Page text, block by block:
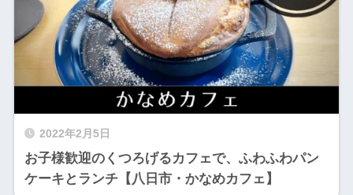
2022年2月5日
お子様歓迎のくつろげるカフェで、ふわふわパン
ケーキとランチ【八日市・かなめカフェ】